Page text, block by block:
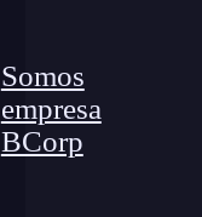
Somos
empresa
BCorp